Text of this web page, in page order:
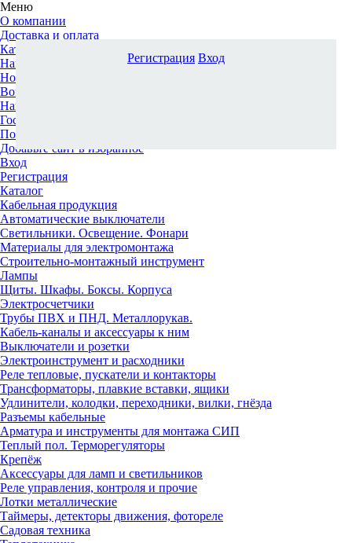
Меню
О компании
Доставка и оплата
Каталог
Наши офисы
Новости и новинки
Вопрос-ответ
Наша команда
Гос. заказчикам
Поставщикам
Добавьте сайт в избранное
Вход
Регистрация
Каталог
Кабельная продукция
Автоматические выключатели
Светильники. Освещение. Фонари
Материалы для электромонтажа
Строительно-монтажный инструмент
Лампы
Щиты. Шкафы. Боксы. Корпуса
Электросчетчики
Трубы ПВХ и ПНД. Металлорукав.
Кабель-каналы и аксессуары к ним
Выключатели и розетки
Электроинструмент и расходники
Реле тепловые, пускатели и контакторы
Трансформаторы, плавкие вставки, ящики
Удлинители, колодки, переходники, вилки, гнёзда
Разъемы кабельные
Арматура и инструменты для монтажа СИП
Теплый пол. Терморегуляторы
Крепёж
Аксессуары для ламп и светильников
Реле управления, контроля и прочие
Лотки металлические
Таймеры, детекторы движения, фотореле
Садовая техника
Регистрация Вход